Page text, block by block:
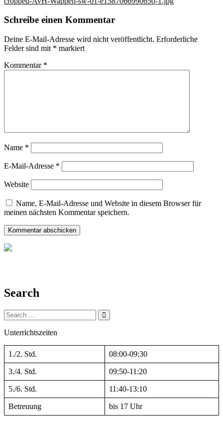
Schreibe einen Kommentar
Deine E-Mail-Adresse wird nicht veröffentlicht. Erforderliche
Felder sind mit * markiert
Kommentar *
Name *
E-Mail-Adresse *
Website
Name, E-Mail-Adresse und Website in diesem Browser für
meinen nächsten Kommentar speichern.
Search
Search
for:
Unterrichtszeiten
1./2. Std. 08:00-09:30
3./4. Std. 09:50-11:20
5./6. Std. 11:40-13:10
Betreuung bis 17 Uhr